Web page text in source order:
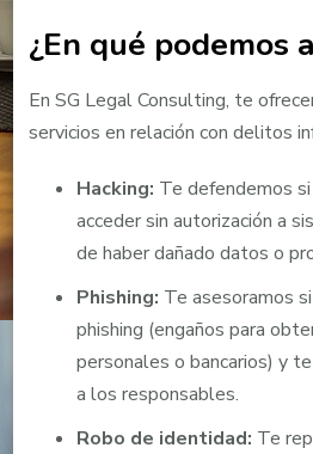
¿En qué podemos
En SG Legal Consulting, te
servicios en relación con delitos
Hacking: Te defendemos
acceder sin autorización a
de haber dañado datos o
Phishing: Te asesoramos
phishing (engaños para
personales o bancarios) y
a los responsables.
Robo de identidad: Te